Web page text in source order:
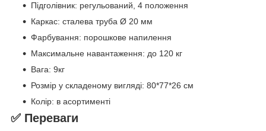
Підголівник: регульований, 4 положення
Каркас: сталева труба Ø 20 мм
Фарбування: порошкове напилення
Максимальне навантаження: до 120 кг
Вага: 9кг
Розмір у складеному вигляді: 80*77*26 см
Колір: в асортименті
✅ Переваги